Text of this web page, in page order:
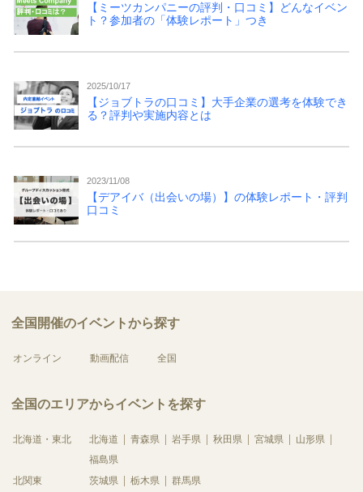
【ミーツカンパニーの評判・口コミ】どんなイベン
ト？参加者の「体験レポート」つき
2025/10/17
【ジョブトラの口コミ】大手企業の選考を体験でき
る？評判や実施内容とは
2023/11/08
【デアイバ（出会いの場）】の体験レポート・評判
口コミ
全国開催のイベントから探す
オンライン 動画配信 全国
全国のエリアからイベントを探す
北海道・東北 北海道 青森県 岩手県 秋田県 宮城県
山形県
福島県
北関東
茨城県 栃木県 群馬県